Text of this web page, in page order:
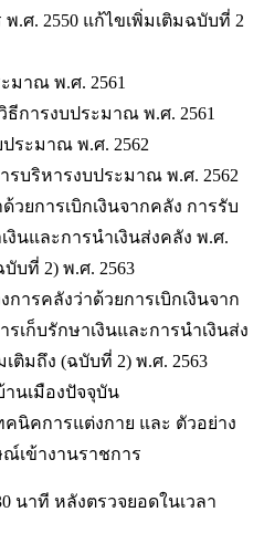
.ศ. 2550 แก้ไขเพิ่มเติมฉบับที่ 2
มาณ พ.ศ. 2561
การงบประมาณ พ.ศ. 2561
ประมาณ พ.ศ. 2562
รบริหารงบประมาณ พ.ศ. 2562
วยการเบิกเงินจากคลัง การรับ
งินและการนำเงินส่งคลัง พ.ศ.
บที่ 2) พ.ศ. 2563
ารคลังว่าด้วยการเบิกเงินจาก
รเก็บรักษาเงินและการนำเงินส่ง
ติมถึง (ฉบับที่ 2) พ.ศ. 2563
นเมืองปัจจุบัน
นิคการแต่งกาย และ ตัวอย่าง
เข้างานราชการ
นาที หลังตรวจยอดในเวลา